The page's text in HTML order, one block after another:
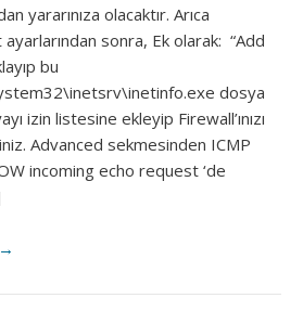
yararınıza olacaktır. Arıca
sonra, Ek olarak: “Add
bu
dosya
izin listesine ekleyip Firewall’ınızı
Advanced sekmesinden ICMP
incoming echo request ‘de
→